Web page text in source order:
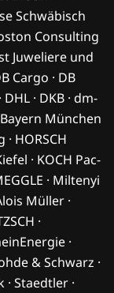
Schwäbisch
Consulting
Juweliere und
Cargo · DB
· DKB · dm-
München
HORSCH
· KOCH Pac-
· Miltenyi
Müller ·
·
·
& Schwarz ·
· Staedtler ·